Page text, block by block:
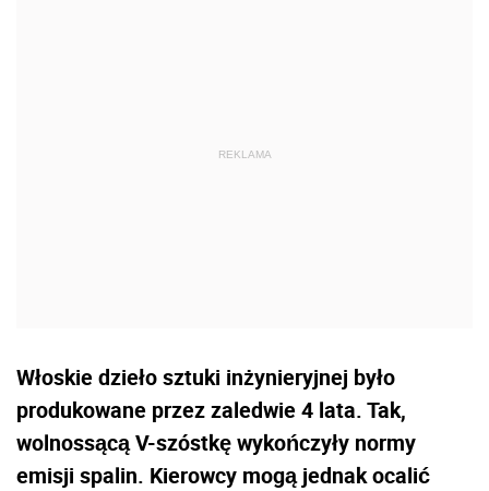
Włoskie dzieło sztuki inżynieryjnej było
produkowane przez zaledwie 4 lata. Tak,
wolnossącą V-szóstkę wykończyły normy
emisji spalin. Kierowcy mogą jednak ocalić